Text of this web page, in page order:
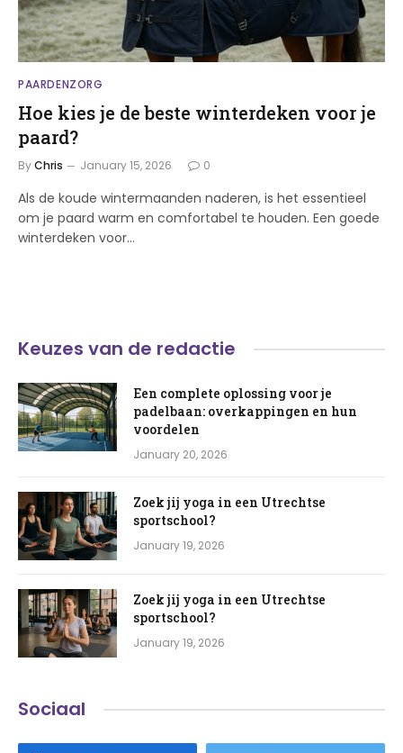
PAARDENZORG
Hoe kies je de beste winterdeken voor je
paard?
ByChris January 15, 2026 0
Als de koude wintermaanden naderen, is het essentieel
om je paard warm en comfortabel te houden. Een goede
winterdeken voor…
Keuzes van de redactie
Een complete oplossing voor je
padelbaan: overkappingen en hun
voordelen
January 20, 2026
Zoek jij yoga in een Utrechtse
sportschool?
January 19, 2026
Zoek jij yoga in een Utrechtse
sportschool?
January 19, 2026
Sociaal